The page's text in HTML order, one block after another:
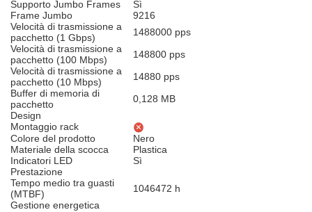
Supporto Jumbo Frames
Sì
Frame Jumbo
9216
Velocità di trasmissione a
pacchetto (1 Gbps)
1488000 pps
Velocità di trasmissione a
pacchetto (100 Mbps)
148800 pps
Velocità di trasmissione a
pacchetto (10 Mbps)
14880 pps
Buffer di memoria di
pacchetto
0,128 MB
Design
Montaggio rack
Colore del prodotto
Nero
Materiale della scocca
Plastica
Indicatori LED
Sì
Prestazione
Tempo medio tra guasti
(MTBF)
1046472 h
Gestione energetica